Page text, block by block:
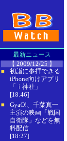
最新ニュース
【 2009/12/25 】
■
初詣に参拝できる
iPhone向けアプリ
「ｉ神社」
[18:46]
■
GyaO!、千葉真一
主演の映画「戦国
自衛隊」などを無
料配信
[18:27]